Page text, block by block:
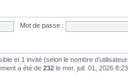
Mot de passe :
et 1 invité (selon le nombre
a été de 232 le mer. juil. 01, 2026